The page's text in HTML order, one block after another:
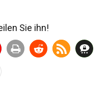
Sie ihn!